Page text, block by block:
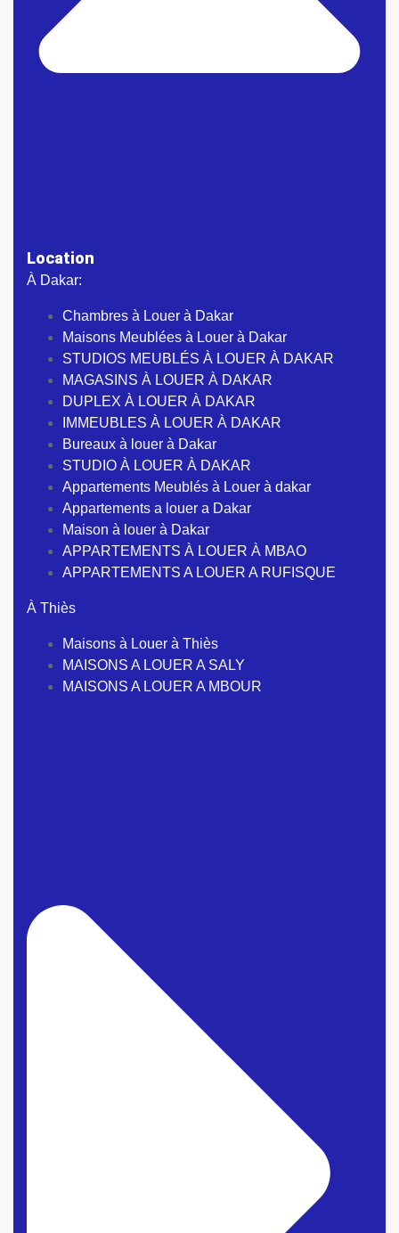
Location
À Dakar:
Chambres à Louer à Dakar
Maisons Meublées à Louer à Dakar
STUDIOS MEUBLÉS À LOUER À DAKAR
MAGASINS À LOUER À DAKAR
DUPLEX À LOUER À DAKAR
IMMEUBLES À LOUER À DAKAR
Bureaux à louer à Dakar
STUDIO À LOUER À DAKAR
Appartements Meublés à Louer à dakar
Appartements a louer a Dakar
Maison à louer à Dakar
APPARTEMENTS À LOUER À MBAO
APPARTEMENTS A LOUER A RUFISQUE
À Thiès
Maisons à Louer à Thiès
MAISONS A LOUER A SALY
MAISONS A LOUER A MBOUR